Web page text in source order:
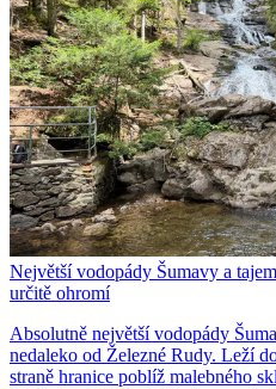
Největší vodopády Šumavy a
určitě ohromí
Absolutně největší vodopády
nedaleko od Železné Rudy. Leží
straně hranice poblíž malebného